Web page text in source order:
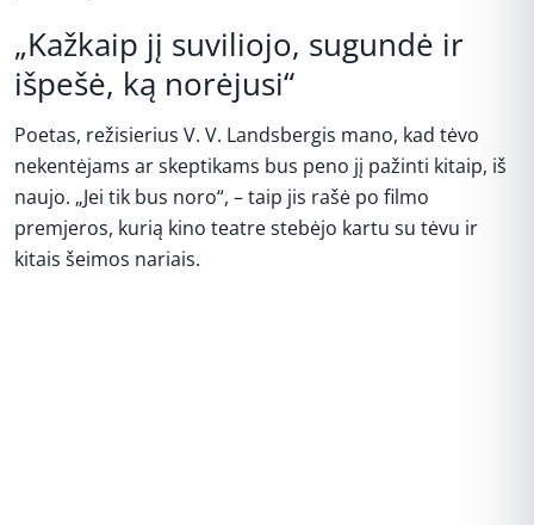
„Kažkaip jį suviliojo, sugundė ir
išpešė, ką norėjusi“
Poetas, režisierius V. V. Landsbergis mano, kad tėvo
nekentėjams ar skeptikams bus peno jį pažinti kitaip, iš
naujo. „Jei tik bus noro“, – taip jis rašė po filmo
premjeros, kurią kino teatre stebėjo kartu su tėvu ir
kitais šeimos nariais.